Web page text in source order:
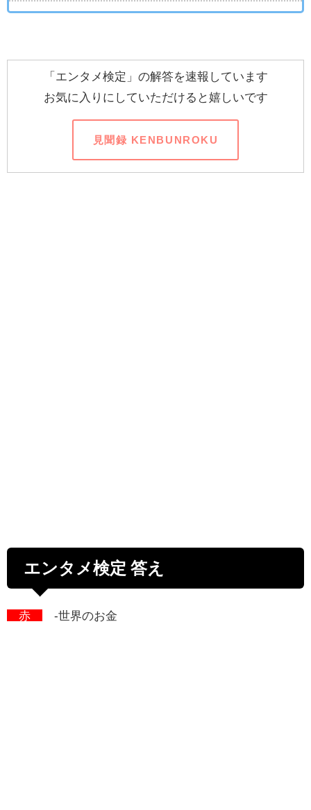
「エンタメ検定」の解答を速報しています
お気に入りにしていただけると嬉しいです
見聞録 KENBUNROKU
エンタメ検定 答え
赤 -世界のお金